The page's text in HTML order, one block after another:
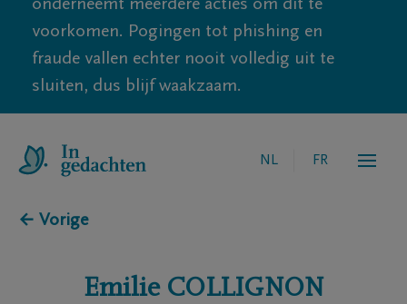
onderneemt meerdere acties om dit te
voorkomen. Pogingen tot phishing en
fraude vallen echter nooit volledig uit te
sluiten, dus blijf waakzaam.
NL FR
← Vorige
Emilie COLLIGNON